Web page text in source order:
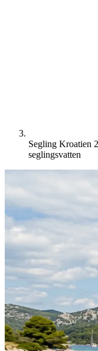
Segling Kroatien
seglingsvatten